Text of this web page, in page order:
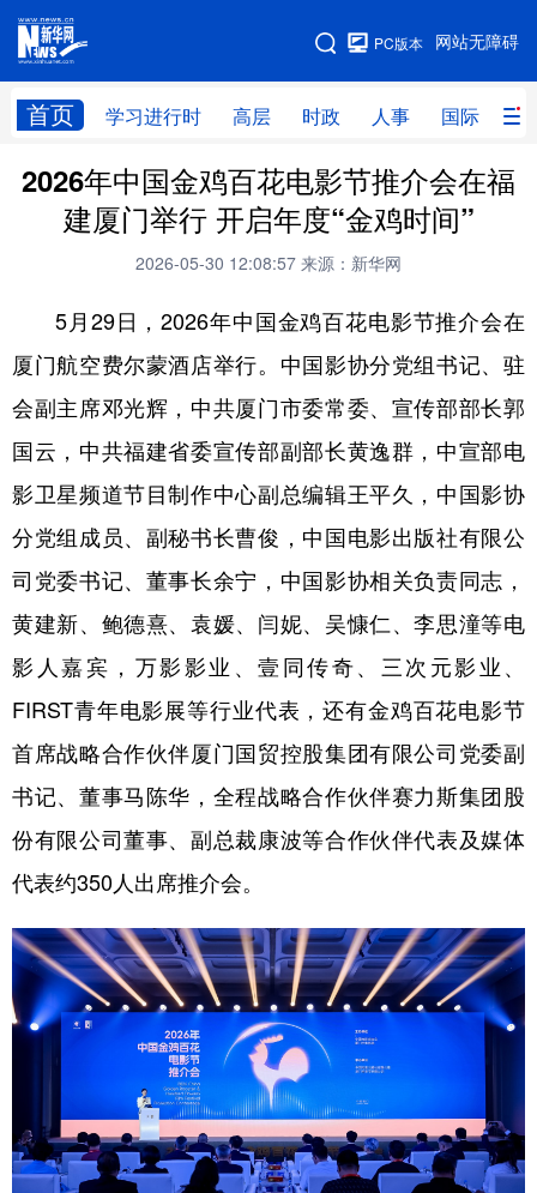
网站无障碍
PC版本
首页 学习进行时 高层 时政 人事 国际 财
网站地图
学习进行时 高层 时政 人事
国际 财经 网评 港澳
科技 科创 量子 体育
书画 健康 军事
法律 中央文件 金融 汽车
食品 人居 信息化 数字经济
学术中国 乡村振兴 银龄 溯源中国
城市 旅游 能源 会展
彩票 娱乐 时尚 悦读
文化产业
地方频道
北京 天津 河北 山西
辽宁 吉林 上海 江苏
浙江 安徽
河南
广东 海南 重庆
四川 贵州 云南 西藏
2026年中国金鸡百花电影节推介会在福
建厦门举行 开启年度“金鸡时间”
2026-05-30 12:08:57 来源：新华网
5月29日，2026年中国金鸡百花电影节推介会在
厦门航空费尔蒙酒店举行。中国影协分党组书记、驻
会副主席邓光辉，中共厦门市委常委、宣传部部长郭
国云，中共福建省委宣传部副部长黄逸群，中宣部电
影卫星频道节目制作中心副总编辑王平久，中国影协
分党组成员、副秘书长曹俊，中国电影出版社有限公
司党委书记、董事长余宁，中国影协相关负责同志，
黄建新、鲍德熹、袁媛、闫妮、吴慷仁、李思潼等电
影人嘉宾，万影影业、壹同传奇、三次元影业、
FIRST青年电影展等行业代表，还有金鸡百花电影节
首席战略合作伙伴厦门国贸控股集团有限公司党委副
书记、董事马陈华，全程战略合作伙伴赛力斯集团股
份有限公司董事、副总裁康波等合作伙伴代表及媒体
代表约350人出席推介会。